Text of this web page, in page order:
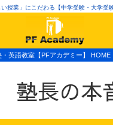
い授業」にこだわる【中学受験・大学受
・英語教室【PFアカデミー】 HOME
塾長の本